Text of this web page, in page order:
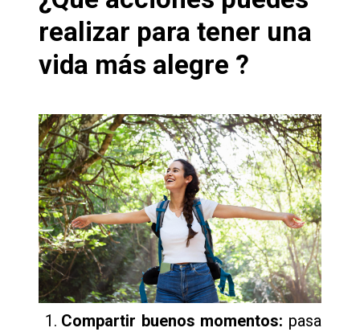
realizar para tener una
vida más alegre ?
Compartir buenos momentos: pasa